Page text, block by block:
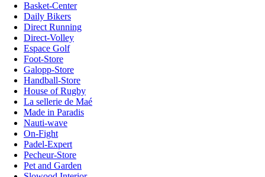
Basket-Center
Daily Bikers
Direct Running
Direct-Volley
Espace Golf
Foot-Store
Galopp-Store
Handball-Store
House of Rugby
La sellerie de Maé
Made in Paradis
Nauti-wave
On-Fight
Padel-Expert
Pecheur-Store
Pet and Garden